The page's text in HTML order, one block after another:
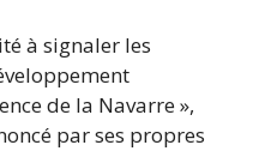
à signaler les
de la Navarre »,
par ses propres